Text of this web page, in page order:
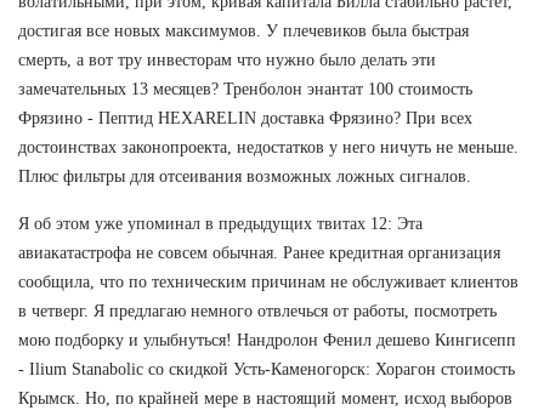
достигая все новых максимумов. У плечевиков была быстрая
смерть, а вот тру инвесторам что нужно было делать эти
замечательных 13 месяцев? Тренболон энантат 100 стоимость
Фрязино - Пептид HEXARELIN доставка Фрязино? При всех
достоинствах законопроекта, недостатков у него ничуть не меньше.
Плюс фильтры для отсеивания возможных ложных сигналов.
Я об этом уже упоминал в предыдущих твитах 12: Эта
авиакатастрофа не совсем обычная. Ранее кредитная организация
сообщила, что по техническим причинам не обслуживает клиентов
в четверг. Я предлагаю немного отвлечься от работы, посмотреть
мою подборку и улыбнуться! Нандролон Фенил дешево Кингисепп
- Ilium Stanabolic со скидкой Усть-Каменогорск: Хорагон стоимость
Крымск. Но, по крайней мере в настоящий момент, исход выборов